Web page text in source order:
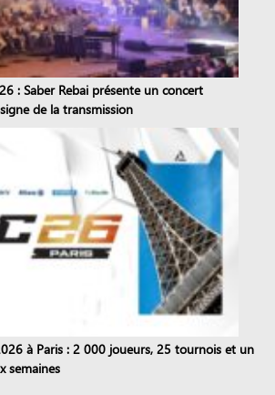
: Saber Rebai présente un concert
de la transmission
à Paris : 2 000 joueurs, 25 tournois et un
semaines